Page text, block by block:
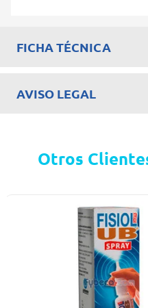
FICHA TÉCNICA
AVISO LEGAL
Otros